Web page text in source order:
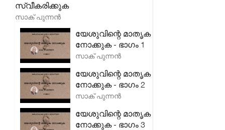
സ്വീകരിക്കുക
സാക് പുന്നൻ
യേശുവിന്റെ മാതൃക
നോക്കുക - ഭാഗം 1
സാക് പുന്നൻ
യേശുവിന്റെ മാതൃക
നോക്കുക - ഭാഗം 2
സാക് പുന്നൻ
യേശുവിന്റെ മാതൃക
നോക്കുക - ഭാഗം 3